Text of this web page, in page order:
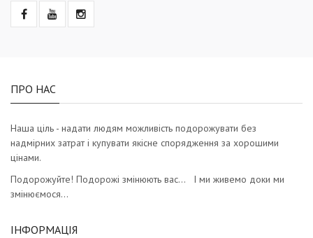
ПРО НАС
Наша ціль - надати людям можливість подорожувати без
надмірних затрат і купувати якісне спорядження за хорошими
цінами.
Подорожуйте! Подорожі змінюють вас… І ми живемо доки ми
змінюємося…
ІНФОРМАЦІЯ